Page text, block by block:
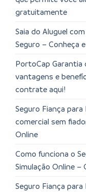
gratuitamente
Saia do Aluguel
Seguro – Conheça
PortoCap Garantia
vantagens e
contrate aqui!
Seguro Fiança
comercial sem
Online
Como funciona o
Simulação Online
Seguro Fiança